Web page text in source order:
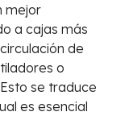
mejor
a cajas más
de
o
se traduce
es esencial